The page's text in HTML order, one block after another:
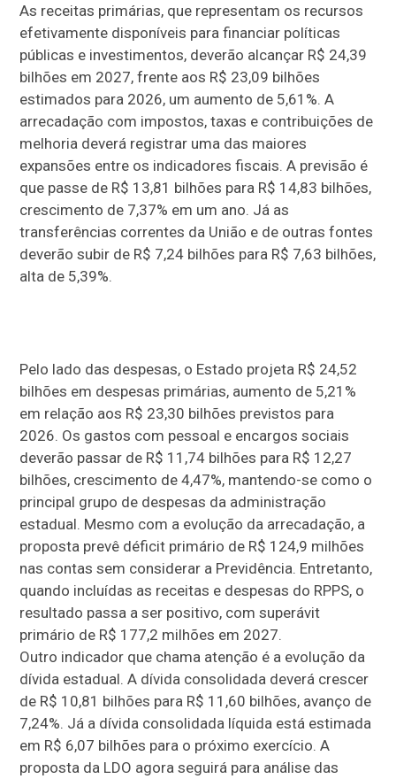
As receitas primárias, que representam os recursos
efetivamente disponíveis para financiar políticas
públicas e investimentos, deverão alcançar R$ 24,39
bilhões em 2027, frente aos R$ 23,09 bilhões
estimados para 2026, um aumento de 5,61%. A
arrecadação com impostos, taxas e contribuições de
melhoria deverá registrar uma das maiores
expansões entre os indicadores fiscais. A previsão é
que passe de R$ 13,81 bilhões para R$ 14,83 bilhões,
crescimento de 7,37% em um ano. Já as
transferências correntes da União e de outras fontes
deverão subir de R$ 7,24 bilhões para R$ 7,63 bilhões,
alta de 5,39%.
Pelo lado das despesas, o Estado projeta R$ 24,52
bilhões em despesas primárias, aumento de 5,21%
em relação aos R$ 23,30 bilhões previstos para
2026. Os gastos com pessoal e encargos sociais
deverão passar de R$ 11,74 bilhões para R$ 12,27
bilhões, crescimento de 4,47%, mantendo-se como o
principal grupo de despesas da administração
estadual. Mesmo com a evolução da arrecadação, a
proposta prevê déficit primário de R$ 124,9 milhões
nas contas sem considerar a Previdência. Entretanto,
quando incluídas as receitas e despesas do RPPS, o
resultado passa a ser positivo, com superávit
primário de R$ 177,2 milhões em 2027.
Outro indicador que chama atenção é a evolução da
dívida estadual. A dívida consolidada deverá crescer
de R$ 10,81 bilhões para R$ 11,60 bilhões, avanço de
7,24%. Já a dívida consolidada líquida está estimada
em R$ 6,07 bilhões para o próximo exercício. A
proposta da LDO agora seguirá para análise das